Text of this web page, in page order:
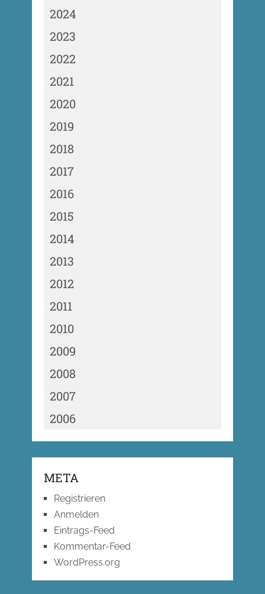
2024
2023
2022
2021
2020
2019
2018
2017
2016
2015
2014
2013
2012
2011
2010
2009
2008
2007
2006
META
Registrieren
Anmelden
Eintrags-Feed
Kommentar-Feed
WordPress.org